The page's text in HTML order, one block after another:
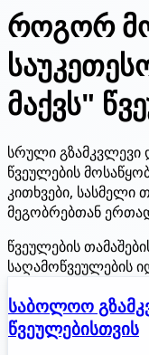
როგორ
მაქვს"
სრული გზამკვლევი
წვეულების
კითხვები, სასმელი
მეგობრებთან ერთად
წვეულების თამაშები
საღამოწვეულების
საბოლოო
წვეულებისთვის